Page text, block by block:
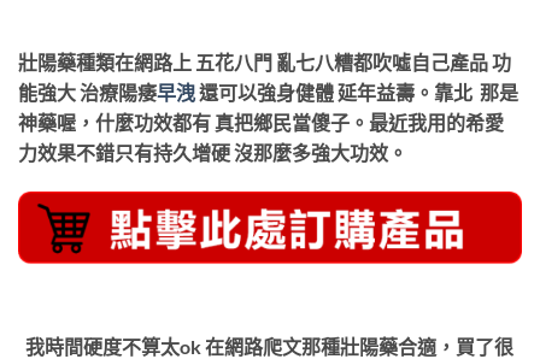
壯陽藥種類在網路上 五花八門 亂七八糟都吹噓自己產品 功
能強大 治療陽痿早洩還可以強身健體 延年益壽。靠北 那是
神藥喔，什麼功效都有 真把鄉民當傻子。最近我用的希愛
力效果不錯只有持久增硬 沒那麼多強大功效。
我時間硬度不算太ok 在網路爬文那種壯陽藥合適，買了很